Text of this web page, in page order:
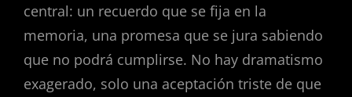
central: un recuerdo que se fija en la
memoria, una promesa que se jura sabiendo
que no podrá cumplirse. No hay dramatismo
exagerado, solo una aceptación triste de que